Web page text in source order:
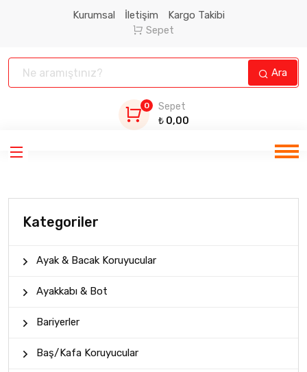
Kurumsal İletişim
Kargo Takibi
Sepet
Ara
0
Sepet
₺ 0,00
Kategoriler
Ayak & Bacak Koruyucular
Ayakkabı & Bot
Bariyerler
Baş/Kafa Koruyucular